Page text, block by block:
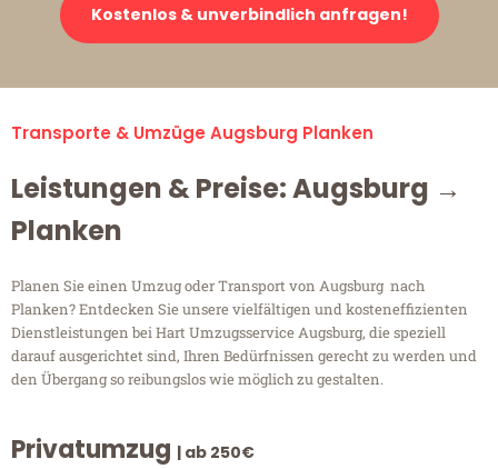
Kostenlos & unverbindlich anfragen!
Transporte & Umzüge Augsburg Planken
Leistungen & Preise: Augsburg →
Planken
Planen Sie einen Umzug oder Transport von Augsburg nach
Planken? Entdecken Sie unsere vielfältigen und kosteneffizienten
Dienstleistungen bei Hart Umzugsservice Augsburg, die speziell
darauf ausgerichtet sind, Ihren Bedürfnissen gerecht zu werden und
den Übergang so reibungslos wie möglich zu gestalten.
Privatumzug | ab 250€